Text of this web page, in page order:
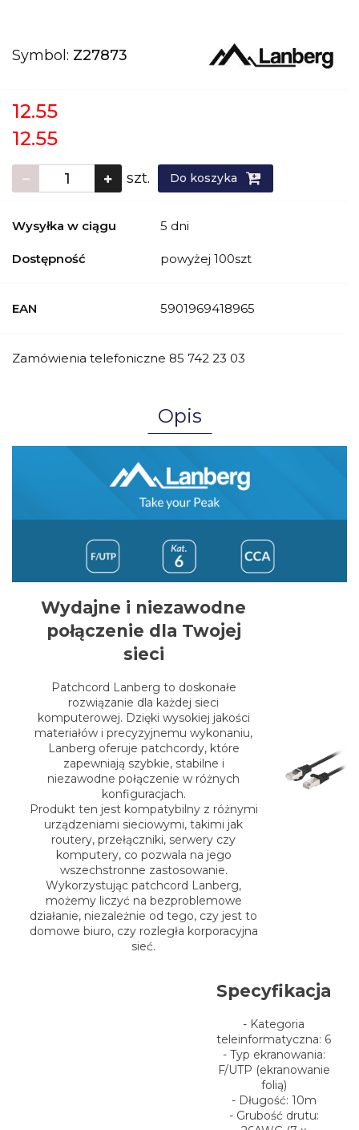
Symbol: Z27873
12.55
12.55
szt. Do koszyka
Wysyłka w ciągu 5 dni
Dostępność powyżej 100szt
EAN 5901969418965
Zamówienia telefoniczne 85 742 23 03
Opis
Wydajne i niezawodne
połączenie dla Twojej
sieci
Patchcord Lanberg to doskonałe
rozwiązanie dla każdej sieci
komputerowej. Dzięki wysokiej jakości
materiałów i precyzyjnemu wykonaniu,
Lanberg oferuje patchcordy, które
zapewniają szybkie, stabilne i
niezawodne połączenie w różnych
konfiguracjach.
Produkt ten jest kompatybilny z różnymi
urządzeniami sieciowymi, takimi jak
routery, przełączniki, serwery czy
komputery, co pozwala na jego
wszechstronne zastosowanie.
Wykorzystując patchcord Lanberg,
możemy liczyć na bezproblemowe
działanie, niezależnie od tego, czy jest to
domowe biuro, czy rozległa korporacyjna
sieć.
Specyfikacja
- Kategoria
teleinformatyczna: 6
- Typ ekranowania:
F/UTP (ekranowanie
folią)
- Długość: 10m
- Grubość drutu: